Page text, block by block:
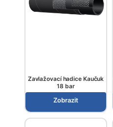
Zavlažovací hadice Kaučuk
18 bar
Zobrazit